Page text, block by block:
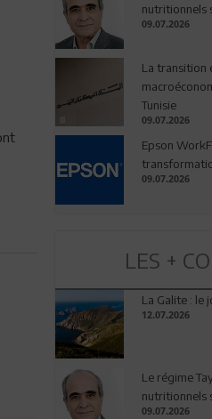
nutritionnels
09.07.2026
La transition
Tunisie
09.07.2026
Epson
09.07.2026
LES +
La Galite : le
12.07.2026
Le régime
nutritionnels
09.07.2026